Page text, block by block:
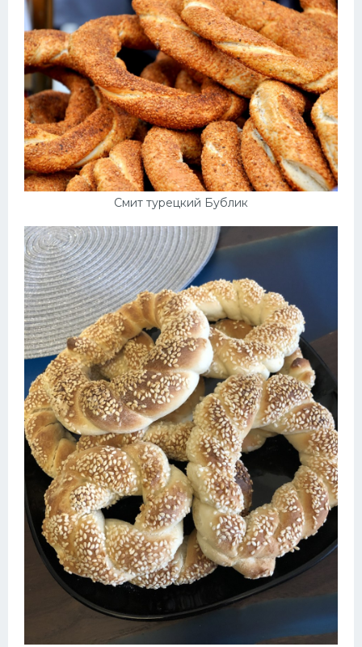
Смит турецкий Бублик